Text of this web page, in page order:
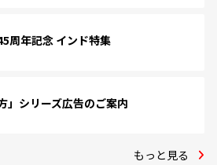
周年記念 インド特集
」シリーズ広告のご案内
もっと見る